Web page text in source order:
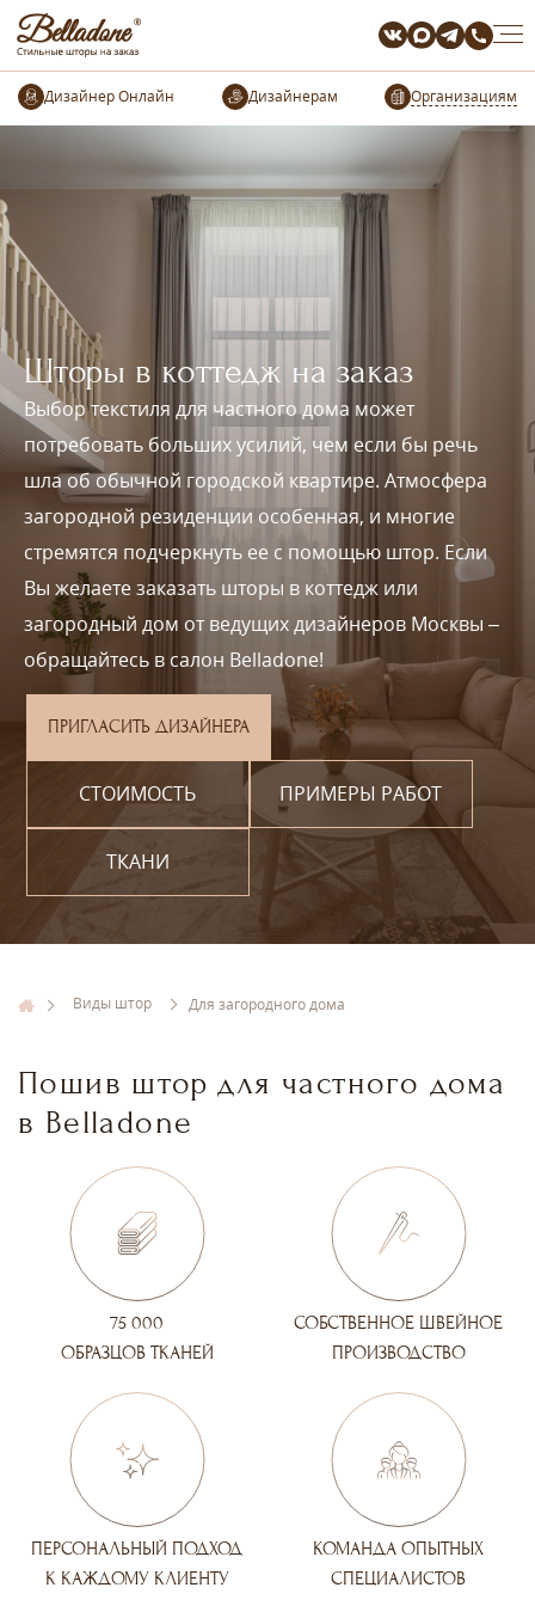
Организациям
Шторы в коттедж на заказ
Выбор текстиля для частного дома может
потребовать больших усилий, чем если бы речь
шла об обычной городской квартире. Атмосфера
загородной резиденции особенная, и многие
стремятся подчеркнуть ее с помощью штор. Если
Вы желаете заказать шторы в коттедж или
загородный дом от ведущих дизайнеров Москвы –
обращайтесь в салон Belladone!
ПРИГЛАСИТЬ ДИЗАЙНЕРА
СТОИМОСТЬ ПРИМЕРЫ РАБОТ
ТКАНИ
Виды штор Для загородного дома
Пошив штор для частного дома
в Belladone
75 000
ОБРАЗЦОВ ТКАНЕЙ
СОБСТВЕННОЕ ШВЕЙНОЕ
ПРОИЗВОДСТВО
ПЕРСОНАЛЬНЫЙ ПОДХОД
К КАЖДОМУ КЛИЕНТУ
КОМАНДА ОПЫТНЫХ
СПЕЦИАЛИСТОВ